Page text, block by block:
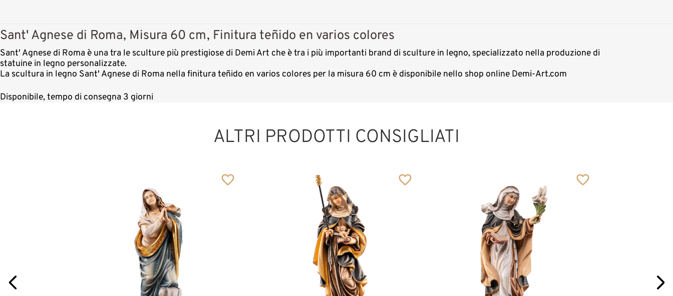
Sant' Agnese di
Sant' Agnese di Roma, Misura 60 cm, Finitura teñido en varios colores
Sant' Agnese di Roma è una tra le sculture più prestigiose di Demi Art che è tra i più importanti brand di sculture in legno, specializzato nella produzione di
statuine in legno personalizzate.
La scultura in legno Sant' Agnese di Roma nella finitura teñido en varios colores per la misura 60 cm è disponibile nello shop online Demi-Art.com
Disponibile, tempo di consegna 3 giorni
ALTRI PRODOTTI CONSIGLIATI